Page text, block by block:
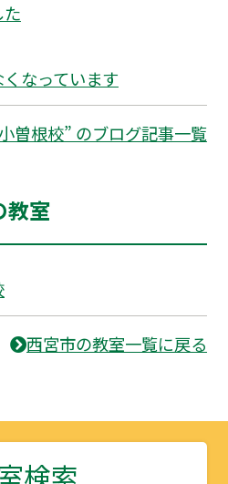
なっています
曽根校” のブログ記事一覧
教室
西宮市の教室一覧に戻る
検索